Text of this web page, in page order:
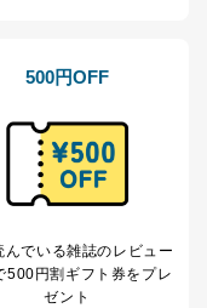
のため
る商品、サービ
ン等の広告の案内
ない形で取得した
履歴等の情報を分
嗜好に
500円OFF
んでいる雑誌のレビュー
500円割ギフト券をプレ
ゼント